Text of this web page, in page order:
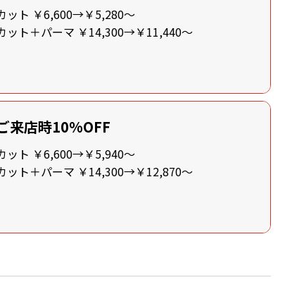
ット ￥6,600→￥5,280～
ット＋パーマ ￥14,300→￥11,440～
来店時10%OFF
ット ￥6,600→￥5,940～
ット＋パーマ ￥14,300→￥12,870～